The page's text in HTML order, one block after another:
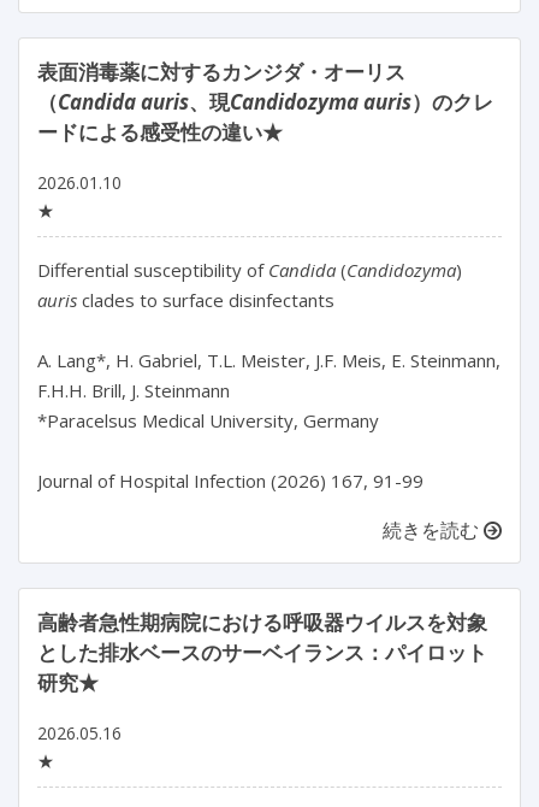
表面消毒薬に対するカンジダ・オーリス
（Candida auris、現Candidozyma auris）のクレ
ードによる感受性の違い★
2026.01.10
★
Differential susceptibility of Candida (Candidozyma
auris clades to surface disinfectants
A. Lang*, H. Gabriel, T.L. Meister, J.F. Meis, E. Steinmann,
F.H.H. Brill, J. Steinmann
*Paracelsus Medical University, Germany
Journal of Hospital Infection (2026) 167, 91-99
続きを読む
高齢者急性期病院における呼吸器ウイルスを対象
とした排水ベースのサーベイランス：パイロット
研究★
2026.05.16
★